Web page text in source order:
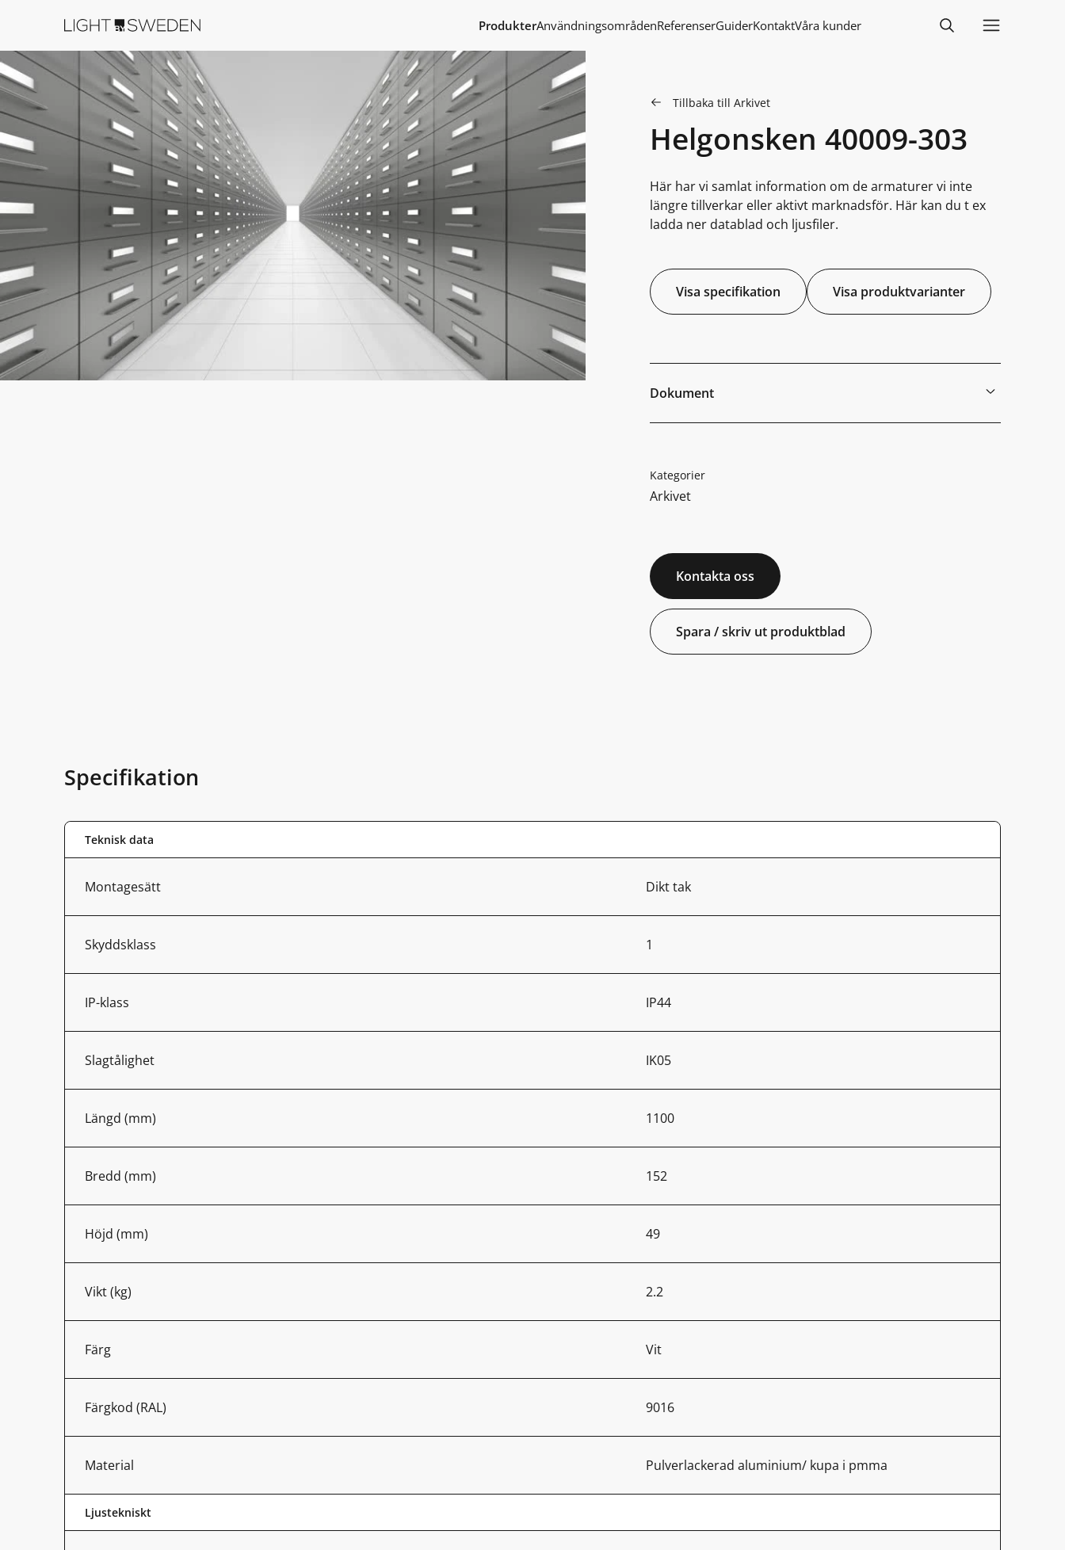
ProdukterAnvändningsområdenReferenserGuiderKontaktVåra kunder
Tillbaka till Arkivet
Helgonsken 40009-303
Här har vi samlat information om de armaturer vi inte
längre tillverkar eller aktivt marknadsför. Här kan du t ex
ladda ner datablad och ljusfiler.
Visa specifikation Visa produktvarianter
Dokument
Kategorier
Arkivet
Kontakta oss
Spara / skriv ut produktblad
Specifikation
Teknisk data
Montagesätt Dikt tak
Skyddsklass 1
IP-klass IP44
Slagtålighet IK05
Längd (mm) 1100
Bredd (mm) 152
Höjd (mm) 49
Vikt (kg) 2.2
Färg Vit
Färgkod (RAL) 9016
Material Pulverlackerad aluminium/ kupa i pmma
Ljustekniskt